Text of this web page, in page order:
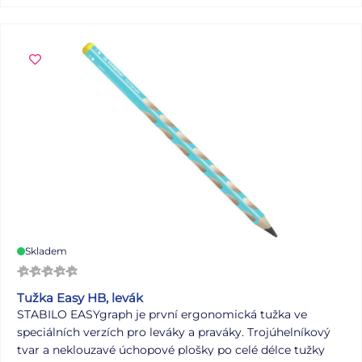
Skladem
Tužka Easy HB, levák
STABILO EASYgraph je první ergonomická tužka ve
speciálních verzích pro leváky a praváky. Trojúhelníkový
tvar a neklouzavé úchopové plošky po celé délce tužky